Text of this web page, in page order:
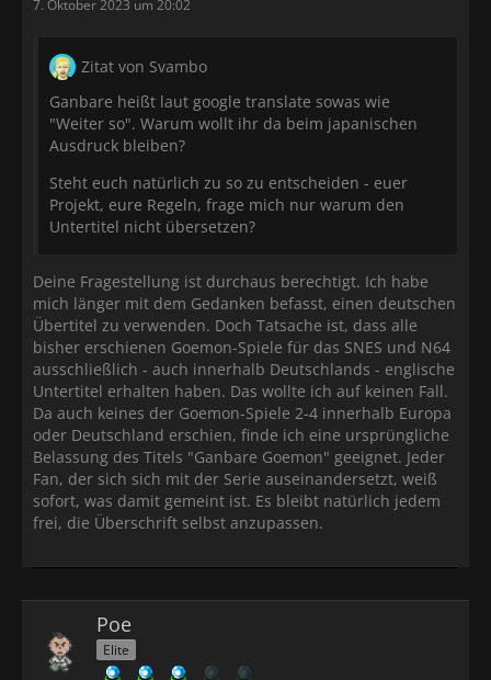
7. Oktober 2023 um 20:02
Zitat von Svambo
Ganbare heißt laut google translate sowas wie
"Weiter so". Warum wollt ihr da beim japanischen
Ausdruck bleiben?
Steht euch natürlich zu so zu entscheiden - euer
Projekt, eure Regeln, frage mich nur warum den
Untertitel nicht übersetzen?
Deine Fragestellung ist durchaus berechtigt. Ich habe
mich länger mit dem Gedanken befasst, einen deutschen
Übertitel zu verwenden. Doch Tatsache ist, dass alle
bisher erschienen Goemon-Spiele für das SNES und N64
ausschließlich - auch innerhalb Deutschlands - englische
Untertitel erhalten haben. Das wollte ich auf keinen Fall.
Da auch keines der Goemon-Spiele 2-4 innerhalb Europa
oder Deutschland erschien, finde ich eine ursprüngliche
Belassung des Titels "Ganbare Goemon" geeignet. Jeder
Fan, der sich sich mit der Serie auseinandersetzt, weiß
sofort, was damit gemeint ist. Es bleibt natürlich jedem
frei, die Überschrift selbst anzupassen.
Poe
Elite